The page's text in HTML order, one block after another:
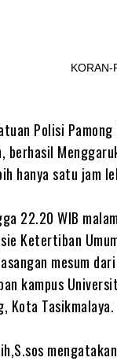
KORAN-FAKTA.ID
Polisi
hanya satu jam
22.20 WIB
Ketertiban
mesum
kampus
Kota Tasikmalaya.